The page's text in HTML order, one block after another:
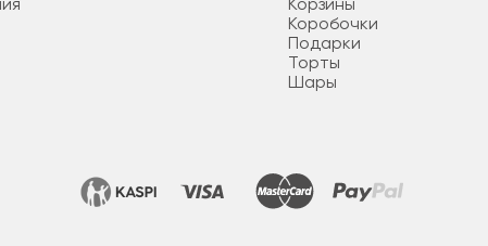
Корзины
Коробочки
Подарки
Торты
Шары